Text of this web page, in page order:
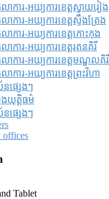
ការ-អយ្យការខេត្តស្វាយរៀង
ការ-អយ្យការខេត្តស្ទឹងត្រែង
ាការ-អយ្យការខេត្តកោះកុង
ការ-អយ្យការខេត្តរតនគិរី
ាការ-អយ្យការខេត្តមណ្ឌលគិរី
ការ-អយ្យការខេត្តព្រះវិហា
នផ្សេងៗ
យុត្តិធម៌
នផ្សេងៗ
offices
Tablet